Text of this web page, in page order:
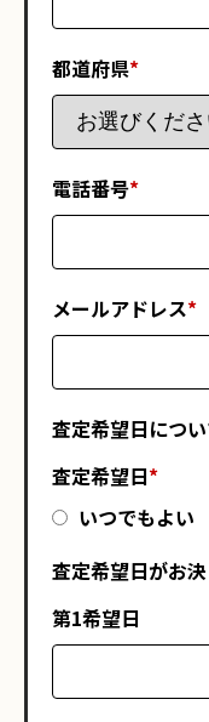
都道府県*
電話番号*
メールアドレス*
査定希望日につ
査定希望日*
いつでもよい
査定希望日がお
第1希望日